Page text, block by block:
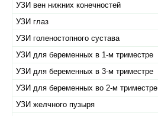
УЗИ вен нижних конечностей
УЗИ глаз
УЗИ голеностопного сустава
УЗИ для беременных в 1-м триместре
УЗИ для беременных в 3-м триместре
УЗИ для беременных во 2-м триместре
УЗИ желчного пузыря